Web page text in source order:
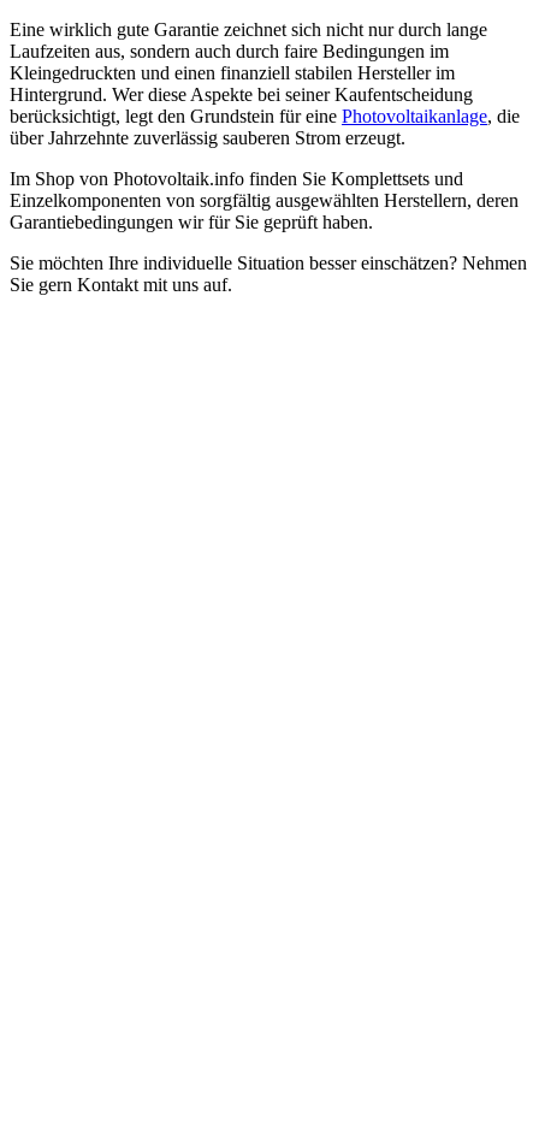
Eine wirklich gute Garantie zeichnet sich nicht nur durch lange
Laufzeiten aus, sondern auch durch faire Bedingungen im
Kleingedruckten und einen finanziell stabilen Hersteller im
Hintergrund. Wer diese Aspekte bei seiner Kaufentscheidung
berücksichtigt, legt den Grundstein für eine Photovoltaikanlage, die
über Jahrzehnte zuverlässig sauberen Strom erzeugt.
Im Shop von Photovoltaik.info finden Sie Komplettsets und
Einzelkomponenten von sorgfältig ausgewählten Herstellern, deren
Garantiebedingungen wir für Sie geprüft haben.
Sie möchten Ihre individuelle Situation besser einschätzen? Nehmen
Sie gern Kontakt mit uns auf.